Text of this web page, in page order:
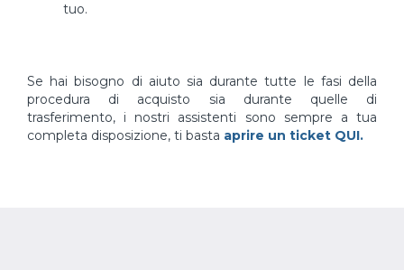
tuo.
Se hai bisogno di aiuto sia durante tutte le fasi della
procedura di acquisto sia durante quelle di
trasferimento, i nostri assistenti sono sempre a tua
completa disposizione, ti basta aprire un ticket QUI.